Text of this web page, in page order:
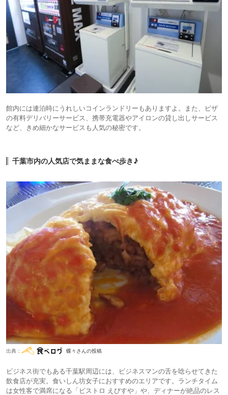
館内には連泊時にうれしいコインランドリーもありますよ。また、ピザ
の有料デリバリーサービス、携帯充電器やアイロンの貸し出しサービス
など、きめ細かなサービスも人気の秘密です。
千葉市内の人気店で気ままな食べ歩き♪
出典： 蝶々さんの投稿
ビジネス街でもある千葉駅周辺には、ビジネスマンの舌を唸らせてきた
飲食店が充実。食いしん坊女子におすすめのエリアです。ランチタイム
は女性客で満席になる「ビストロ えびすや」や、ディナーが絶品のレス